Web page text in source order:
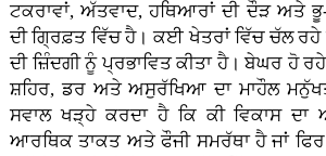
ਟਕਰਾਵਾਂ, ਅੱਤਵਾਦ, ਹਥਿਆਰਾਂ ਦੀ ਦੌੜ ਅਤੇ
ਦੀ ਗ੍ਰਿਫ਼ਤ ਵਿੱਚ ਹੈ। ਕਈ ਖੇਤਰਾਂ ਵਿੱਚ ਚੱਲ ਰਹੇ
ਦੀ ਜ਼ਿੰਦਗੀ ਨੂੰ ਪ੍ਰਭਾਵਿਤ ਕੀਤਾ ਹੈ। ਬੇਘਰ ਹੋ
ਸ਼ਹਿਰ, ਡਰ ਅਤੇ ਅਸੁਰੱਖਿਆ ਦਾ ਮਾਹੌਲ
ਸਵਾਲ ਖੜ੍ਹੇ ਕਰਦਾ ਹੈ ਕਿ ਕੀ ਵਿਕਾਸ
ਆਰਥਿਕ ਤਾਕਤ ਅਤੇ ਫੌਜੀ ਸਮਰੱਥਾ ਹੈ ਜਾਂ